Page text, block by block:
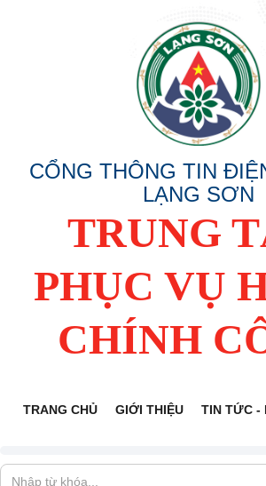
CỔNG THÔNG TIN
LẠNG SƠN
TRUNG
PHỤC VỤ
CHÍNH
TRANG CHỦ GIỚI THIỆU TIN TỨC -